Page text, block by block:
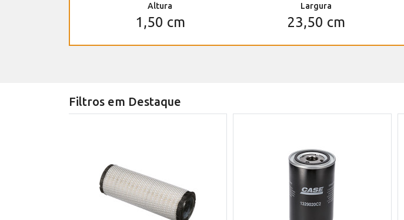
Altura
1,50 cm
Largura
23,50 cm
Filtros em Destaque